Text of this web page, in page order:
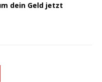
dein Geld jetzt